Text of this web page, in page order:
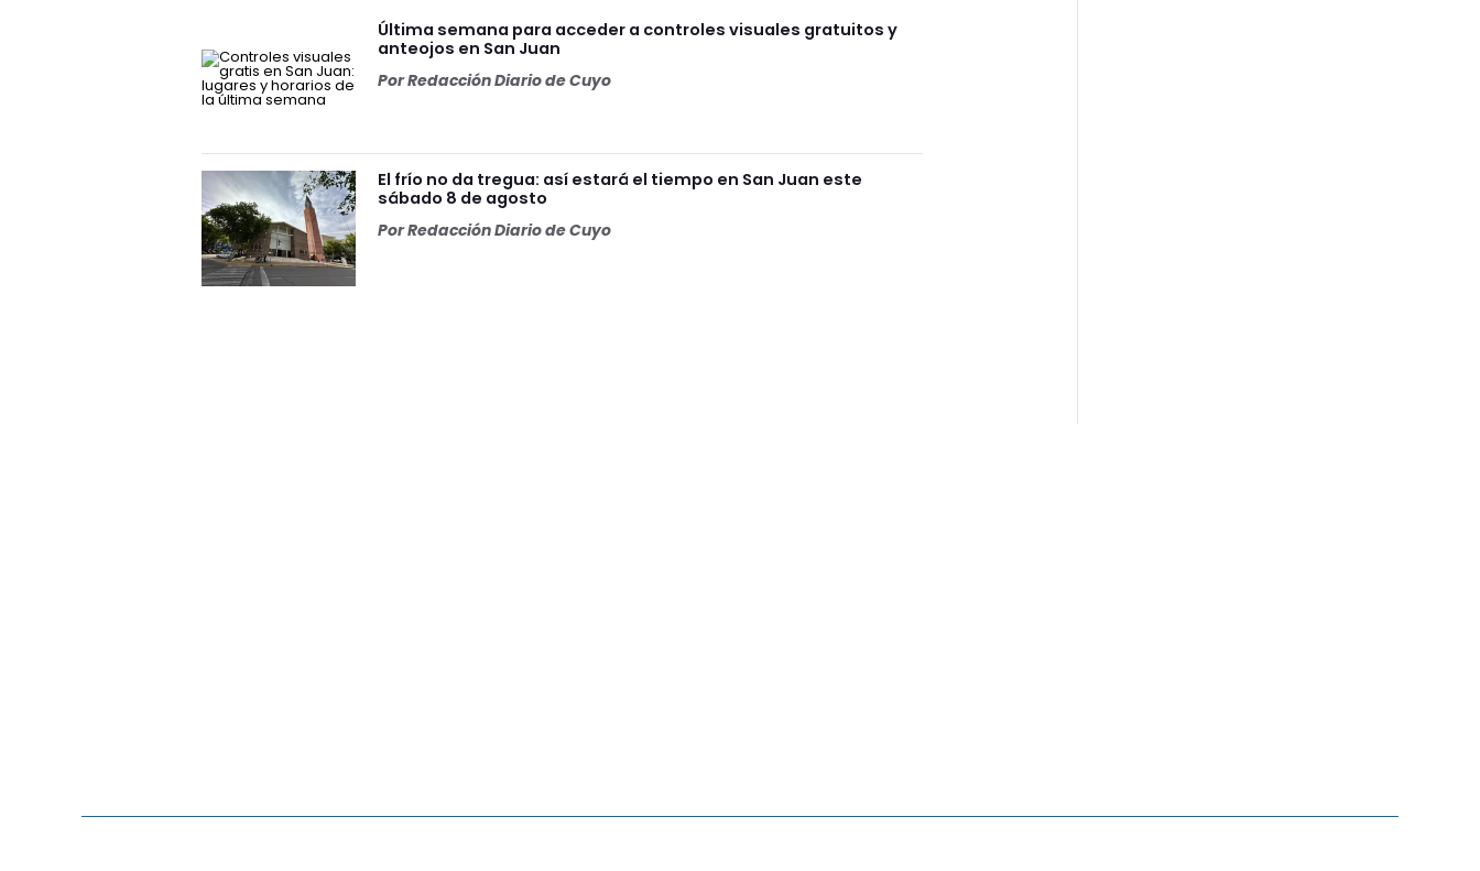
Última semana para acceder a controles visuales gratuitos y
anteojos en San Juan
PorRedacción Diario de Cuyo
El frío no da tregua: así estará el tiempo en San Juan este
sábado 8 de agosto
PorRedacción Diario de Cuyo